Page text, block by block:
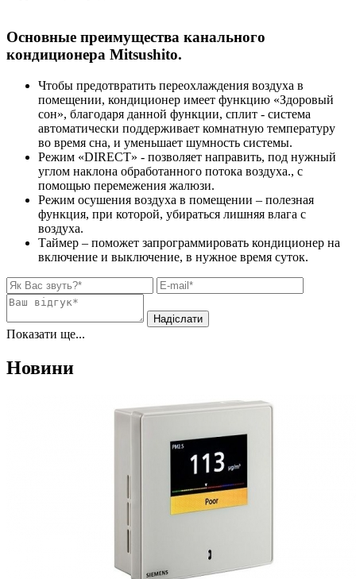
Основные преимущества канального
кондиционера Mitsushito.
Чтобы предотвратить переохлаждения воздуха в
помещении, кондиционер имеет функцию «Здоровый
сон», благодаря данной функции, сплит - система
автоматически поддерживает комнатную температуру
во время сна, и уменьшает шумность системы.
Режим «DIRECT» - позволяет направить, под нужный
углом наклона обработанного потока воздуха., с
помощью перемежения жалюзи.
Режим осушения воздуха в помещении – полезная
функция, при которой, убираться лишняя влага с
воздуха.
Таймер – поможет запрограммировать кондиционер на
включение и выключение, в нужное время суток.
Показати ще...
Новини